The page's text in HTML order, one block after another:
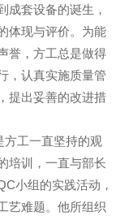
成套设备的诞生，
体现与评价。为能
誉，方工总是做得
，认真实施质量管
提出妥善的改进措
方工一直坚持的观
培训，一直与部长
小组的实践活动，
艺难题。他所组织